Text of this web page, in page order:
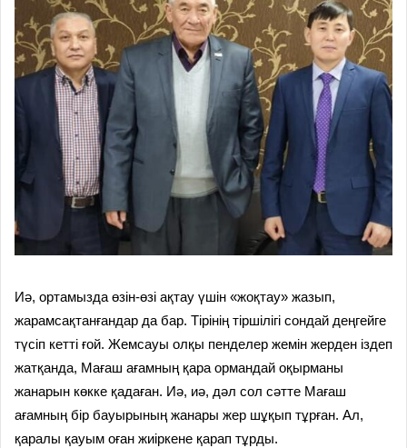
Иә, ортамызда өзін-өзі ақтау үшін «жоқтау» жазып,
жарамсақтанғандар да бар. Тірінің тіршілігі сондай деңгейге
түсіп кетті ғой. Жемсауы олқы пенделер жемін жерден іздеп
жатқанда, Мағаш ағамның қара ормандай оқырманы
жанарын көкке қадаған. Иә, иә, дәл сол сәтте Мағаш
ағамның бір бауырының жанары жер шұқып тұрған. Ал,
қаралы қауым оған жиіркене қарап тұрды.